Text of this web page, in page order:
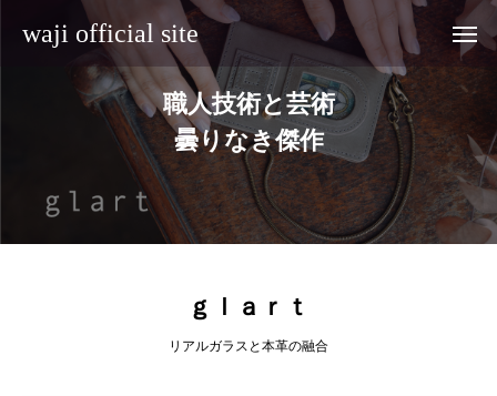
waji official site
職人技術と芸術
曇りなき傑作
ｇｌａｒｔ
リアルガラスと本革の融合